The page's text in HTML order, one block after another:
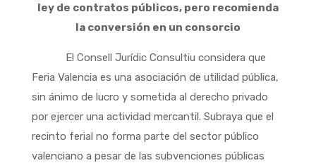
ley de contratos públicos, pero recomienda
la conversión en un consorcio
El Consell Jurídic Consultiu considera que
Feria Valencia es una asociación de utilidad pública,
sin ánimo de lucro y sometida al derecho privado
por ejercer una actividad mercantil. Subraya que el
recinto ferial no forma parte del sector público
valenciano a pesar de las subvenciones públicas